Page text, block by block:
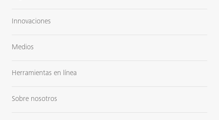
Innovaciones
Medios
Herramientas en línea
Sobre nosotros